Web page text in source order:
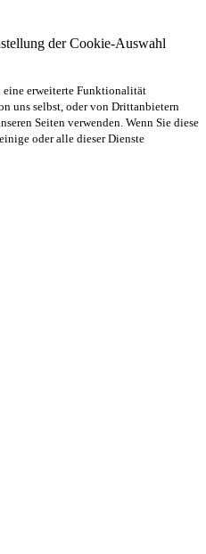
der Cookie-Auswahl
eine erweiterte Funktionalität
uns selbst, oder von Drittanbietern
Seiten verwenden. Wenn Sie diese
oder alle dieser Dienste